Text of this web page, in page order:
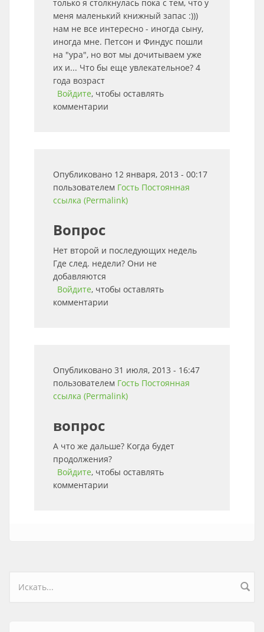
только я столкнулась пока с тем, что у
меня маленький книжный запас :)))
нам не все интересно - иногда сыну,
иногда мне. Петсон и Финдус пошли
на "ура", но вот мы дочитываем уже
их и... Что бы еще увлекательное? 4
года возраст
Войдите, чтобы оставлять
комментарии
Опубликовано 12 января, 2013 - 00:17
пользователем Гость Постоянная
ссылка (Permalink)
Вопрос
Нет второй и последующих недель
Где след. недели? Они не
добавляются
Войдите, чтобы оставлять
комментарии
Опубликовано 31 июля, 2013 - 16:47
пользователем Гость Постоянная
ссылка (Permalink)
вопрос
А что же дальше? Когда будет
продолжения?
Войдите, чтобы оставлять
комментарии
Форма поиска